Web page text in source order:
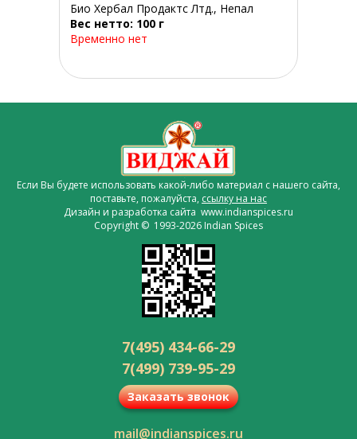
Био Хербал Продактс Лтд., Непал
Вес нетто: 100 г
Временно нет
Если Вы будете использовать какой-либо материал с нашего сайта,
поставьте, пожалуйста, ссылку на нас
Дизайн и разработка сайта www.indianspices.ru
Copyright © 1993-2026 Indian Spices
7(495) 434-66-29
7(499) 739-95-29
Заказать звонок
mail@indianspices.ru